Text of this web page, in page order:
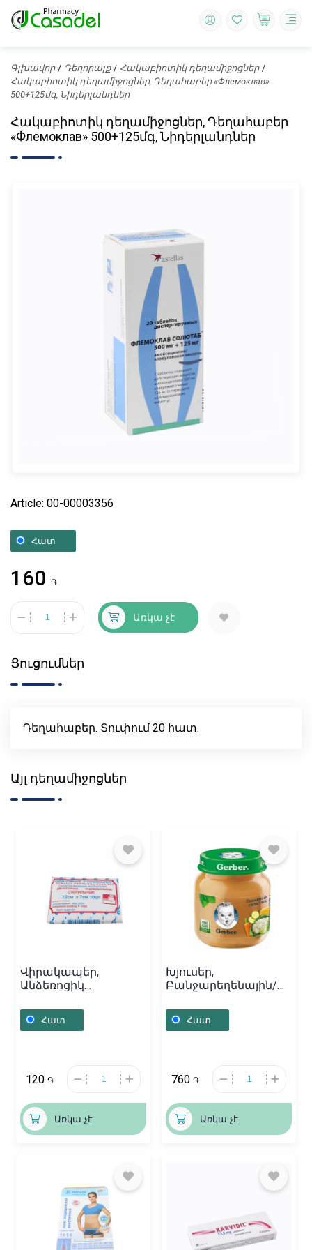
Գլխավոր Դեղորայք
Հակաբիոտիկ դեղամիջոցներ
Հակաբիոտիկ դեղամիջոցներ, Դեղահաբեր «Флемоклав»
500+125մգ, Նիդերլանդներ
Հակաբիոտիկ դեղամիջոցներ, Դեղահաբեր
«Флемоклав» 500+125մգ, Նիդերլանդներ
Article: 00-00003356
Հատ
160 ֏
Առկա չէ
Ցուցումներ
Դեղահաբեր. Տուփում 20 հատ.
Այլ դեղամիջոցներ
Վիրակապեր,
Անձեռոցիկ
12սմx7սմ, Հայաստան
Հատ
120 ֏
Առկա չէ
Խյուսեր,
Բանջարեղենային/
130գ, Լեհաստան
Հատ
760 ֏
Առկա չէ